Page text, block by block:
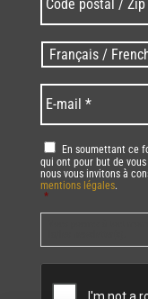
postal
/
Zip
code
* *
Langues
/
Language *
mail *
RGPD *
En soumettant ce
qui ont pour but de
nous vous invitons à
mentions légales.
*